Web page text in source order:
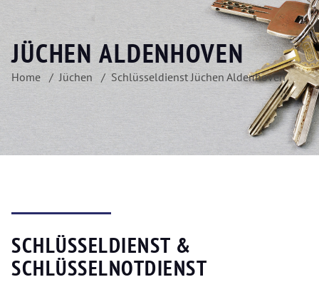
JÜCHEN ALDENHOVEN
Home Jüchen Schlüsseldienst Jüchen Aldenhoven
SCHLÜSSELDIENST &
SCHLÜSSELNOTDIENST